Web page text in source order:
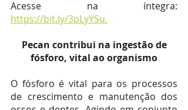
https://bit.ly/3pLyYSu.
fósforo, vital ao organismo
O fósforo é vital para os processos
de crescimento e manutenção dos